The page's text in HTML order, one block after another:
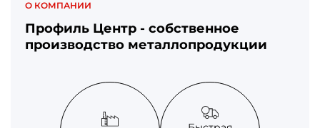
О КОМПАНИИ
Профиль Центр - собственное
производство металлопродукции